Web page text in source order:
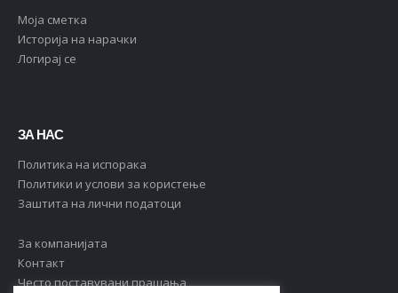
Moja сметка
Историја на нарачки
Логирај се
ЗА НАС
Политика на испорака
Политики и услови за користење
Заштита на лични податоци
За компанијата
Контакт
Често поставувани прашања